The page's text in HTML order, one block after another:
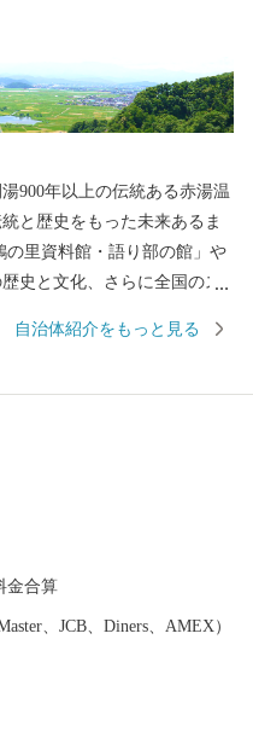
900年以上の伝統ある赤湯温
と歴史をもった未来あるま
里資料館・語り部の館」や
史と文化、さらに全国のス
育館)」などの地域文化を大
自治体紹介をもっと見る
金合算
、JCB、Diners、AMEX）